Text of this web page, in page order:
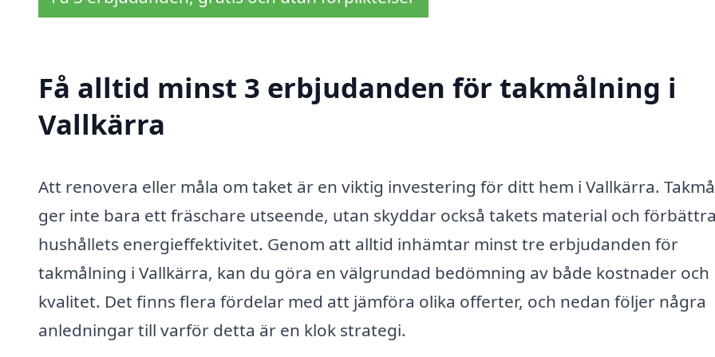
Få alltid minst 3 erbjudanden för takmålning i
Vallkärra
Att renovera eller måla om taket är en viktig investering för ditt hem i Vallkärra.
ger inte bara ett fräschare utseende, utan skyddar också takets material och
hushållets energieffektivitet. Genom att alltid inhämtar minst tre erbjudanden för
takmålning i Vallkärra, kan du göra en välgrundad bedömning av både kostnader och
kvalitet. Det finns flera fördelar med att jämföra olika offerter, och nedan följer några
anledningar till varför detta är en klok strategi.